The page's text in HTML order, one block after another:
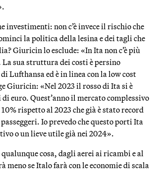
investimenti: non c’è invece il rischio che
la politica della lesina e dei tagli che
Giuricin lo esclude: «In Ita non c’è più
sua struttura dei costi è persino
Lufthansa ed è in linea con la low cost
Giuricin: «Nel 2023 il rosso di Ita si è
euro. Quest’anno il mercato complessivo
rispetto al 2023 che già è stato record
Io prevedo che questo porti Ita
o un lieve utile già nei 2024».
cosa, dagli aerei ai ricambi e al
meno se Italo farà con le economie di scala